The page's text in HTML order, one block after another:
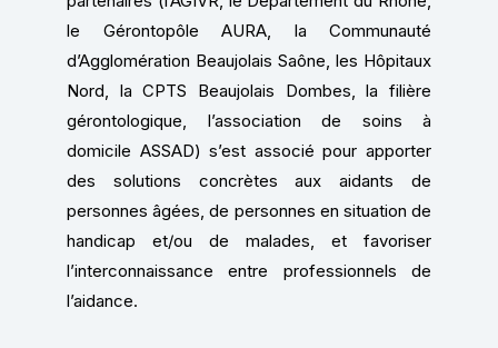
le Gérontopôle AURA, la Communauté
d’Agglomération Beaujolais Saône, les Hôpitaux
Nord, la CPTS Beaujolais Dombes, la filière
gérontologique, l’association de soins à
domicile ASSAD) s’est associé pour apporter
des solutions concrètes aux aidants de
personnes âgées, de personnes en situation de
handicap et/ou de malades, et favoriser
l’interconnaissance entre professionnels de
l’aidance.